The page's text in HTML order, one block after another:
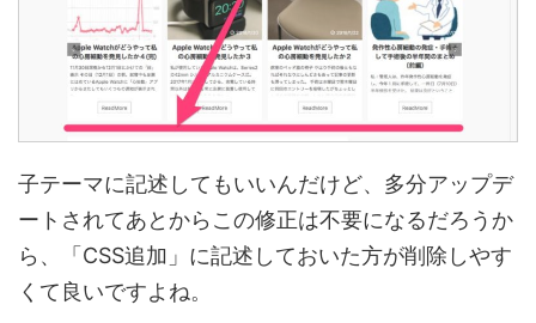
子テーマに記述してもいいんだけど、多分アップデ
ートされてあとからこの修正は不要になるだろうか
ら、「CSS追加」に記述しておいた方が削除しやす
くて良いですよね。